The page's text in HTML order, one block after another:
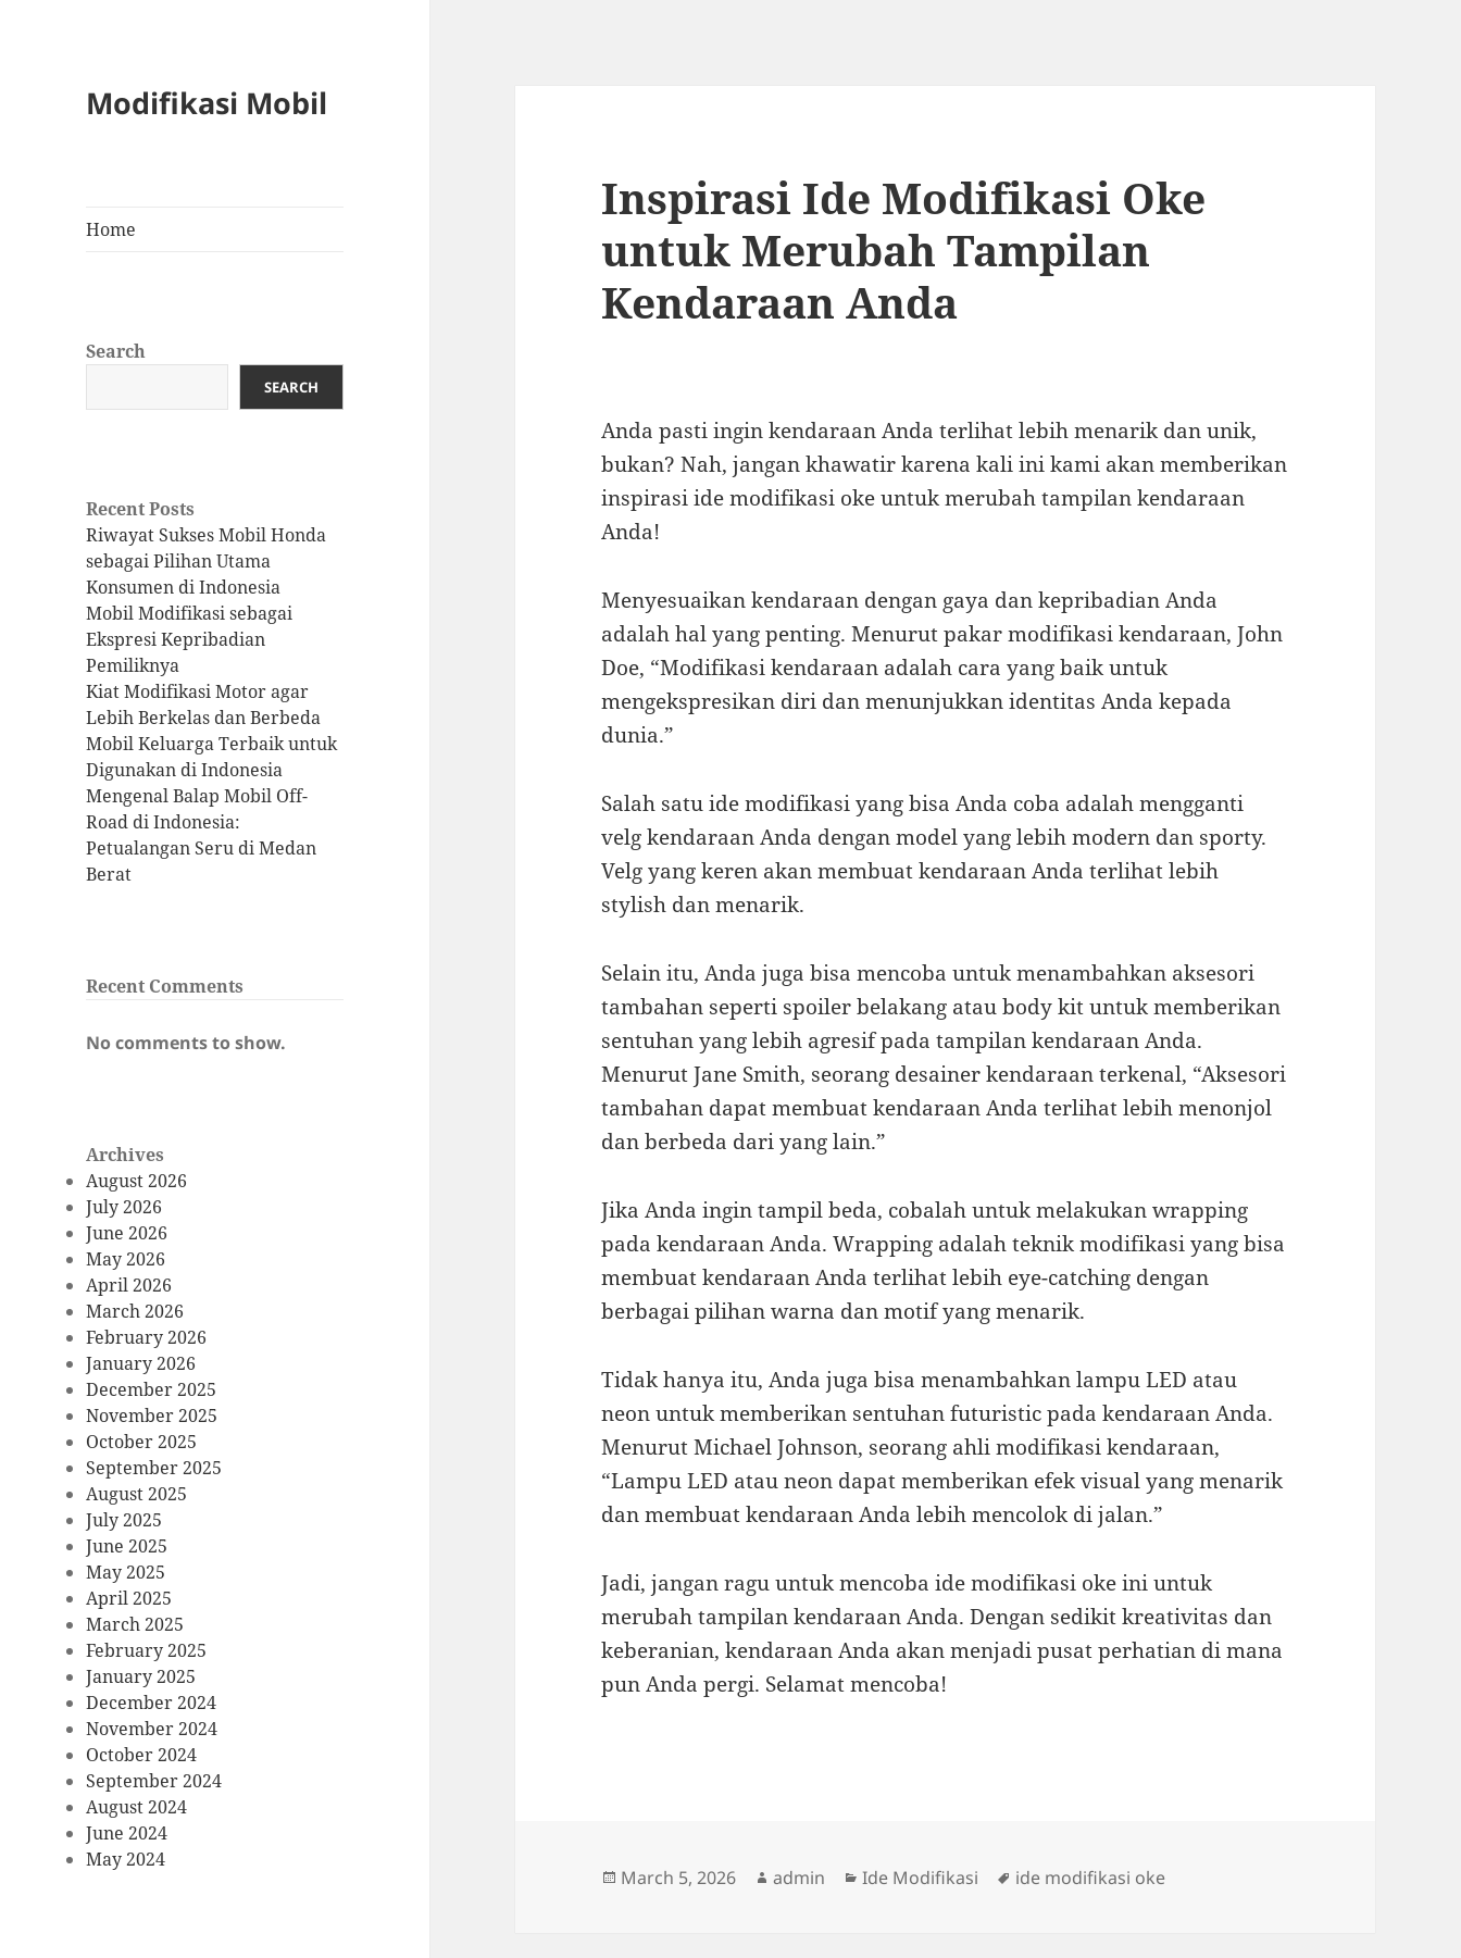
Modifikasi Mobil
Home
Search
SEARCH
Recent Posts
Riwayat Sukses Mobil Honda
sebagai Pilihan Utama
Konsumen di Indonesia
Mobil Modifikasi sebagai
Ekspresi Kepribadian
Pemiliknya
Kiat Modifikasi Motor agar
Lebih Berkelas dan Berbeda
Mobil Keluarga Terbaik untuk
Digunakan di Indonesia
Mengenal Balap Mobil Off-
Road di Indonesia:
Petualangan Seru di Medan
Berat
Recent Comments
No comments to show.
Archives
August 2026
July 2026
June 2026
May 2026
April 2026
March 2026
February 2026
January 2026
December 2025
November 2025
October 2025
September 2025
August 2025
July 2025
June 2025
May 2025
April 2025
March 2025
February 2025
January 2025
December 2024
November 2024
October 2024
September 2024
August 2024
June 2024
May 2024
Inspirasi Ide Modifikasi Oke
untuk Merubah Tampilan
Kendaraan Anda
Anda pasti ingin kendaraan Anda terlihat lebih menarik dan unik,
bukan? Nah, jangan khawatir karena kali ini kami akan memberikan
inspirasi ide modifikasi oke untuk merubah tampilan kendaraan
Anda!
Menyesuaikan kendaraan dengan gaya dan kepribadian Anda
adalah hal yang penting. Menurut pakar modifikasi kendaraan, John
Doe, “Modifikasi kendaraan adalah cara yang baik untuk
mengekspresikan diri dan menunjukkan identitas Anda kepada
dunia.”
Salah satu ide modifikasi yang bisa Anda coba adalah mengganti
velg kendaraan Anda dengan model yang lebih modern dan sporty.
Velg yang keren akan membuat kendaraan Anda terlihat lebih
stylish dan menarik.
Selain itu, Anda juga bisa mencoba untuk menambahkan aksesori
tambahan seperti spoiler belakang atau body kit untuk memberikan
sentuhan yang lebih agresif pada tampilan kendaraan Anda.
Menurut Jane Smith, seorang desainer kendaraan terkenal, “Aksesori
tambahan dapat membuat kendaraan Anda terlihat lebih menonjol
dan berbeda dari yang lain.”
Jika Anda ingin tampil beda, cobalah untuk melakukan wrapping
pada kendaraan Anda. Wrapping adalah teknik modifikasi yang bisa
membuat kendaraan Anda terlihat lebih eye-catching dengan
berbagai pilihan warna dan motif yang menarik.
Tidak hanya itu, Anda juga bisa menambahkan lampu LED atau
neon untuk memberikan sentuhan futuristic pada kendaraan Anda.
Menurut Michael Johnson, seorang ahli modifikasi kendaraan,
“Lampu LED atau neon dapat memberikan efek visual yang menarik
dan membuat kendaraan Anda lebih mencolok di jalan.”
Jadi, jangan ragu untuk mencoba ide modifikasi oke ini untuk
merubah tampilan kendaraan Anda. Dengan sedikit kreativitas dan
keberanian, kendaraan Anda akan menjadi pusat perhatian di mana
pun Anda pergi. Selamat mencoba!
Posted
March 5, 2026 Author
admin Categories
Ide Modifikasi Tags
ide modifikasi oke